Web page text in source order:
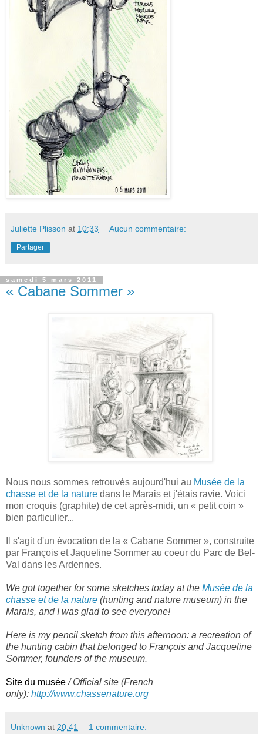
Juliette Plisson at 10:33 Aucun commentaire:
Partager
samedi 5 mars 2011
« Cabane Sommer »
Nous nous sommes retrouvés aujourd'hui au Musée de la
chasse et de la nature dans le Marais et j'étais ravie. Voici
mon croquis (graphite) de cet après-midi, un « petit coin »
bien particulier...
Il s'agit d'un évocation de la « Cabane Sommer », construite
par François et Jaqueline Sommer au coeur du Parc de Bel-
Val dans les Ardennes.
We got together for some sketches today at the Musée de la
chasse et de la nature (hunting and nature museum) in the
Marais, and I was glad to see everyone!
Here is my pencil sketch from this afternoon: a recreation of
the hunting cabin that belonged to François and Jacqueline
Sommer, founders of the museum.
Site du musée/ Official site (French
only): http://www.chassenature.org
Unknown at 20:41 1 commentaire: